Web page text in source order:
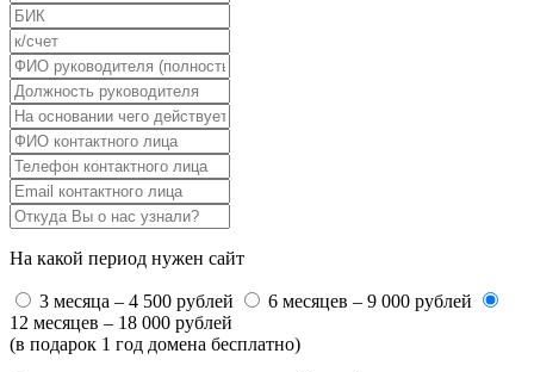
На какой период нужен сайт
3 месяца – 4 500 рублей
6 месяцев – 9 000 рублей
12 месяцев – 18 000 рублей
(в подарок 1 год домена бесплатно)